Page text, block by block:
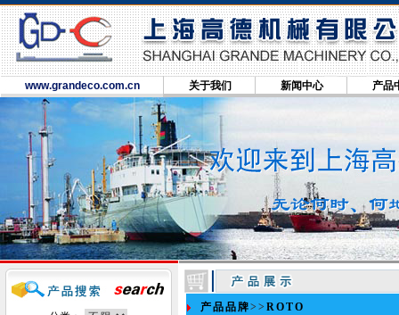
www.grandeco.com.cn 关于我们 新闻中心 产品
产品品牌>> ROTO